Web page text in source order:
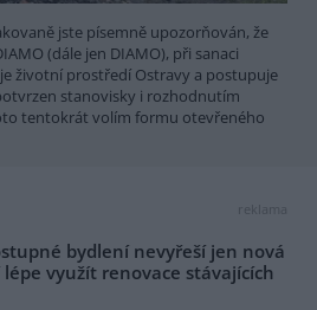
jste písemně upozorňován, že
(dále jen DIAMO), při sanaci
životní prostředí Ostravy a postupuje
stanovisky i rozhodnutím
tentokrát volím formu otevřeného
reklama
bydlení nevyřeší jen nová
využít renovace stávajících